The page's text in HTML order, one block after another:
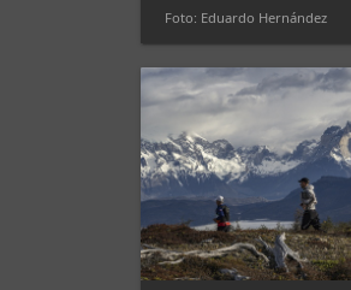
Foto: Eduardo Hernández